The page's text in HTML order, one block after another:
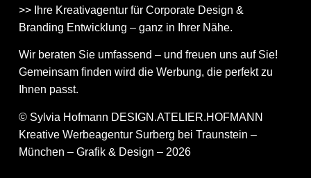
>> Ihre Kreativagentur für Corporate Design &
Branding Entwicklung – ganz in Ihrer Nähe.
Wir beraten Sie umfassend – und freuen uns auf Sie!
Gemeinsam finden wird die Werbung, die perfekt zu
Ihnen passt.
© Sylvia Hofmann DESIGN.ATELIER.HOFMANN
Kreative Werbeagentur Surberg bei Traunstein –
München – Grafik & Design – 2026